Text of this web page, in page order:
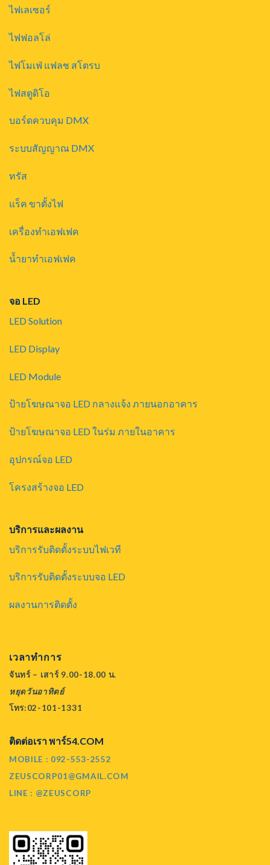
ไฟเลเซอร์
ไฟฟอลโล่
ไฟโมเฟ่ แฟลช สโตรบ
ไฟสตูดิโอ
บอร์ดควบคุม DMX
ระบบสัญญาณ DMX
ทรัส
แร็ค ขาตั้งไฟ
เครื่องทำเอฟเฟค
น้ำยาทำเอฟเฟค
จอ LED
LED Solution
LED Display
LED Module
ป้ายโฆษณาจอ LED กลางแจ้ง ภายนอกอาคาร
ป้ายโฆษณาจอ LED ในร่ม ภายในอาคาร
อุปกรณ์จอ LED
โครงสร้างจอ LED
บริการและผลงาน
บริการรับติดตั้งระบบไฟเวที
บริการรับติดตั้งระบบจอ LED
ผลงานการติดตั้ง
เวลาทำการ
จันทร์ – เสาร์ 9.00-18.00 น.
หยุดวันอาทิตย์
โทร:02-101-1331
ติดต่อเรา พาร์54.COM
MOBILE : 092-553-2552
ZEUSCORP01@GMAIL.COM
LINE : @ZEUSCORP